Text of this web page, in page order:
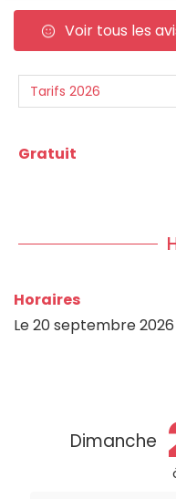
Voir tous les
Gratuit
Horaires
Le20 septembre 2026
Dimanche